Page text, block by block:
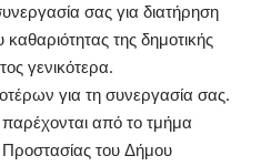
σας για διατήρηση
καθαριότητας της δημοτικής
γενικότερα.
για τη συνεργασία σας.
παρέχονται από το τμήμα
Προστασίας του Δήμου